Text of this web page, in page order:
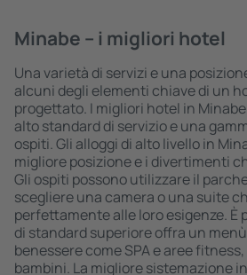
Minabe – i migliori hotel
Una varietà di servizi e una
alcuni degli elementi chiave di un
progettato. I migliori hotel in
alto standard di servizio e una
ospiti. Gli alloggi di alto livello in
migliore posizione e i divertimenti
Gli ospiti possono utilizzare il
scegliere una camera o una suite
perfettamente alle loro esigenze. È
di standard superiore offra un
benessere come SPA e aree
bambini. La migliore sistemazione